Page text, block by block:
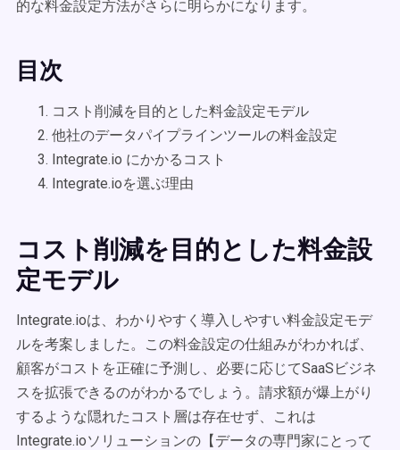
的な料金設定方法がさらに明らかになります。
目次
コスト削減を目的とした料金設定モデル
他社のデータパイプラインツールの料金設定
Integrate.io にかかるコスト
Integrate.ioを選ぶ理由
コスト削減を目的とした料金設
定モデル
Integrate.ioは、わかりやすく導入しやすい料金設定モデ
ルを考案しました。この料金設定の仕組みがわかれば、
顧客がコストを正確に予測し、必要に応じてSaaSビジネ
スを拡張できるのがわかるでしょう。請求額が爆上がり
するような隠れたコスト層は存在せず、これは
Integrate.ioソリューションの【データの専門家にとって